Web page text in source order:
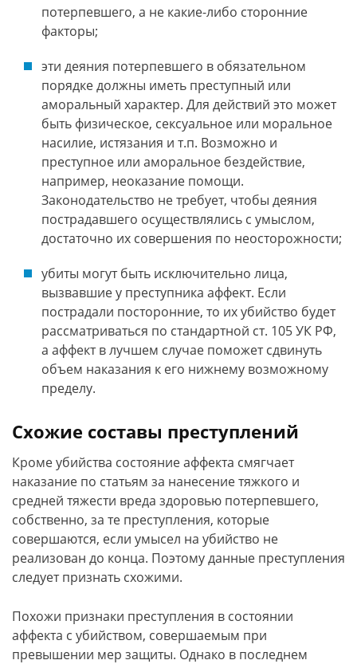
потерпевшего, а не какие-либо сторонние
факторы;
эти деяния потерпевшего в обязательном
порядке должны иметь преступный или
аморальный характер. Для действий это может
быть физическое, сексуальное или моральное
насилие, истязания и т.п. Возможно и
преступное или аморальное бездействие,
например, неоказание помощи.
Законодательство не требует, чтобы деяния
пострадавшего осуществлялись с умыслом,
достаточно их совершения по неосторожности;
убиты могут быть исключительно лица,
вызвавшие у преступника аффект. Если
пострадали посторонние, то их убийство будет
рассматриваться по стандартной ст. 105 УК РФ,
а аффект в лучшем случае поможет сдвинуть
объем наказания к его нижнему возможному
пределу.
Схожие составы преступлений
Кроме убийства состояние аффекта смягчает
наказание по статьям за нанесение тяжкого и
средней тяжести вреда здоровью потерпевшего,
собственно, за те преступления, которые
совершаются, если умысел на убийство не
реализован до конца. Поэтому данные преступления
следует признать схожими.
Похожи признаки преступления в состоянии
аффекта с убийством, совершаемым при
превышении мер защиты. Однако в последнем